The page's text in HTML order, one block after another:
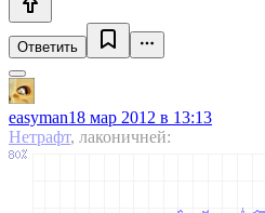
Ответить
easyman18 мар 2012 в 13:13
Нетрафт, лаконичней: